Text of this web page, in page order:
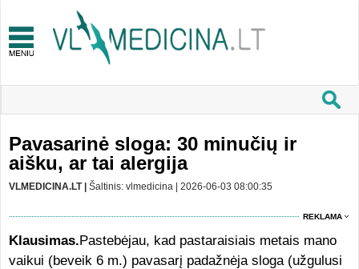
Pavasarinė sloga: 30 minučių ir
aišku, ar tai alergija
VLMEDICINA.LT | Šaltinis: vlmedicina | 2026-06-03 08:00:35
REKLAMA
Klausimas.Pastebėjau, kad pastaraisiais metais mano
vaikui (beveik 6 m.) pavasarį padažnėja sloga (užgulusi